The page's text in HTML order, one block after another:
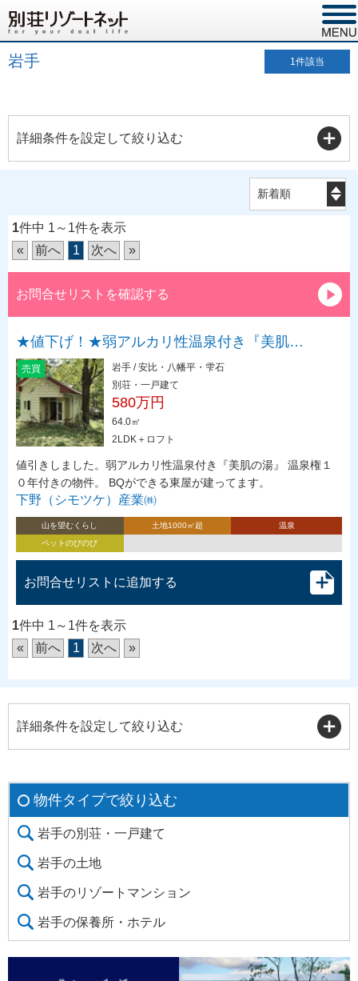
岩手 1件該当
詳細条件を設定して絞り込む
1件中 1～1件を表示
«
前へ 1 次へ »
お問合せリストを確認する
★値下げ！★弱アルカリ性温泉付き『美肌…
売買
岩手 / 安比・八幡平・雫石
別荘・一戸建て
580万円
64.0㎡
2LDK＋ロフト
値引きしました。弱アルカリ性温泉付き『美肌の湯』 温泉権１
０年付きの物件。 BQができる東屋が建ってます。
下野（シモツケ）産業㈱
山を望むくらし 土地1000㎡超
温泉
ペットのびのび
お問合せリストに追加する
1件中 1～1件を表示
«
前へ 1 次へ »
詳細条件を設定して絞り込む
物件タイプで絞り込む
岩手の別荘・一戸建て
岩手の土地
岩手のリゾートマンション
岩手の保養所・ホテル